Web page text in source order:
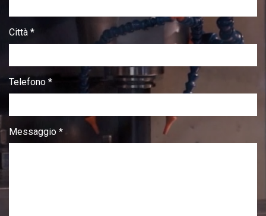
Città *
Telefono *
Messaggio *